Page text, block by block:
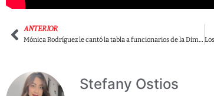
ANTERIOR
Mónica Rodríguez le cantó la tabla a funcionarios de la Dimayor por el triunfo de la Selección.
Stefany Ostios